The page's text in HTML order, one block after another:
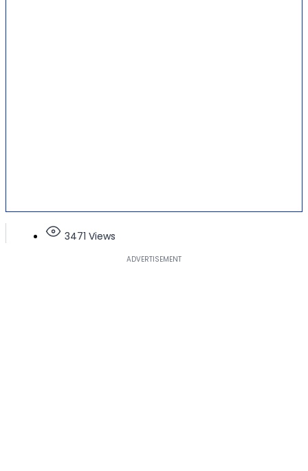
3471 Views